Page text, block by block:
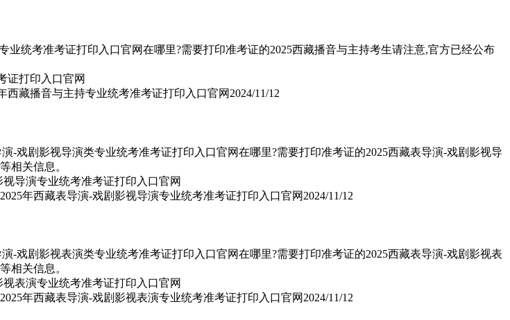
统考准考证打印入口官网在哪里?需要打印准考证的2025西藏播音与主持考生请注意,官方已经公布
西藏播音与主持专业统考准考证打印入口官网 2024/11/12
-戏剧影视导演类专业统考准考证打印入口官网在哪里?需要打印准考证的2025西藏表导演-戏剧影视导
相关信息。
年西藏表导演-戏剧影视导演专业统考准考证打印入口官网 2024/11/12
-戏剧影视表演类专业统考准考证打印入口官网在哪里?需要打印准考证的2025西藏表导演-戏剧影视表
相关信息。
年西藏表导演-戏剧影视表演专业统考准考证打印入口官网2024/11/12